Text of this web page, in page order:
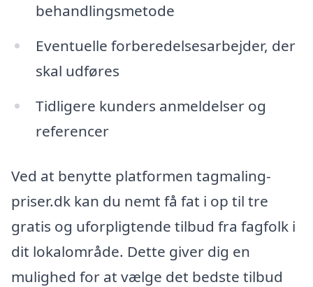
behandlingsmetode
Eventuelle forberedelsesarbejder, der
skal udføres
Tidligere kunders anmeldelser og
referencer
Ved at benytte platformen tagmaling-
priser.dk kan du nemt få fat i op til tre
gratis og uforpligtende tilbud fra fagfolk i
dit lokalområde. Dette giver dig en
mulighed for at vælge det bedste tilbud